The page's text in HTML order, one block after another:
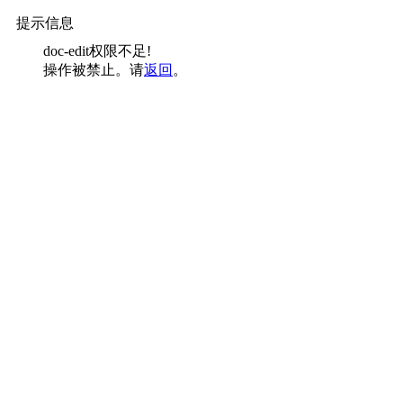
提示信息
doc-edit权限不足!
操作被禁止。请返回 。